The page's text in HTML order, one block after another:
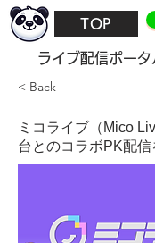
TOP
ライブ配信ポータ
< Back
ミコライブ（Mico
台とのコラボPK配信